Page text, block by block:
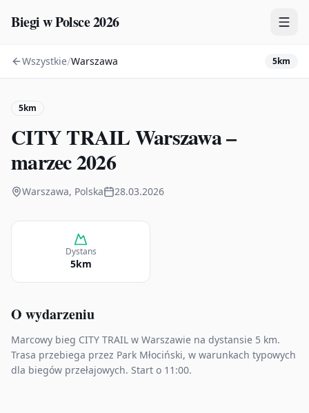
Biegi w Polsce 2026
Zawody
Wszystkie/Warszawa 5km
5km
CITY TRAIL Warszawa –
marzec 2026
Warszawa, Polska 28.03.2026
Dystans
5km
O wydarzeniu
Marcowy bieg CITY TRAIL w Warszawie na dystansie 5 km.
Trasa przebiega przez Park Młociński, w warunkach typowych
dla biegów przełajowych. Start o 11:00.